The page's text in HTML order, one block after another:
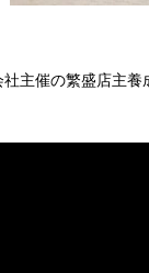
主催の繁盛店主